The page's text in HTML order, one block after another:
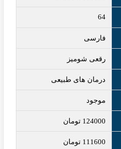
64
فارسی
رقعی شومیز
درمان های طبیعی
موجود
124000 تومان
111600 تومان